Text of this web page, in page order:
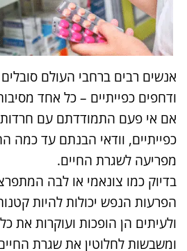
אנשים רבים ברחבי העולם
ודחפים כפייתיים – כל אחד
אם אי פעם התמודדתם עם חרדות,
כפייתיים, וודאי הבנתם עד כמה
מפריעה לשגרת החיים.
בדיוק כמו צונאמי או לבה
הפרעות הנפש יכולות להיות
ולעיתים הן הופכות ועוקרות את
ומשבשות לחלוטין את שגרת